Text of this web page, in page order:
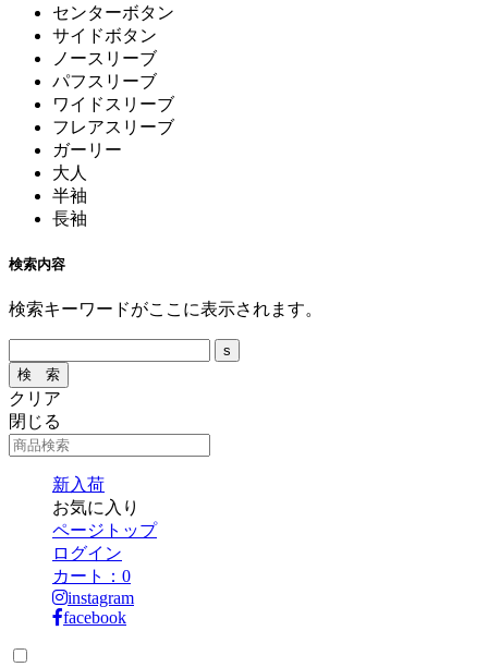
センターボタン
サイドボタン
ノースリーブ
パフスリーブ
ワイドスリーブ
フレアスリーブ
ガーリー
大人
半袖
長袖
検索内容
検索キーワードがここに表示されます。
クリア
閉じる
新入荷
お気に入り
ページトップ
ログイン
カート： 0
instagram
facebook